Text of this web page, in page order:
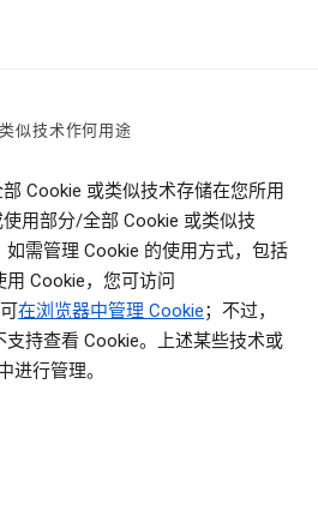
似技术作何用途
Cookie 或类似技术存储在您所用
用部分/全部 Cookie 或类似技
需管理 Cookie 的使用方式，包括
Cookie，您可访问
在浏览器中管理 Cookie；不过，
持查看 Cookie。上述某些技术或
进行管理。